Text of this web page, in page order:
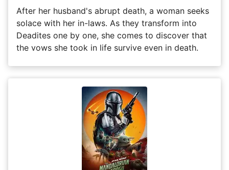
After her husband's abrupt death, a woman seeks
solace with her in-laws. As they transform into
Deadites one by one, she comes to discover that
the vows she took in life survive even in death.